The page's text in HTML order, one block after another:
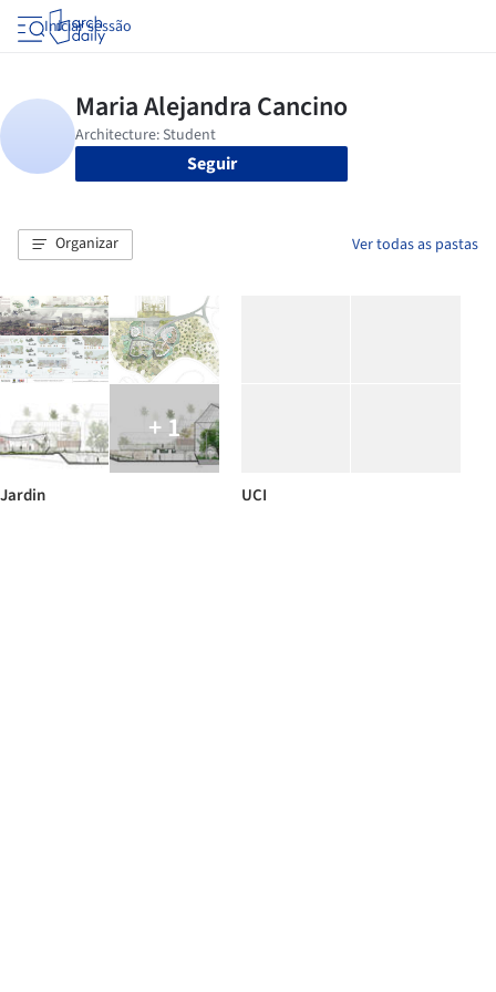
Iniciar sessão
Seguir
Organizar Ver todas as pastas
+ 1
Jardin UCI